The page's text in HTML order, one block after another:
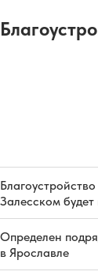
Залесском
Определен
в Ярославле